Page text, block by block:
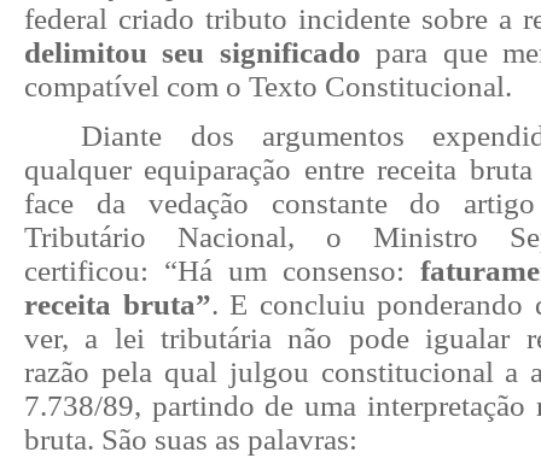
federal criado tributo incidente sobre a
delimitou seu significado para que
compatível com o Texto Constitucional.
Diante dos argumentos
qualquer equiparação entre receita
face da vedação constante do
Tributário Nacional, o Ministro
certificou: “Há um consenso:
receita bruta”. E concluiu ponderando
ver, a lei tributária não pode igualar
razão pela qual julgou constitucional a
7.738/89, partindo de uma interpretação
bruta. São suas as palavras: